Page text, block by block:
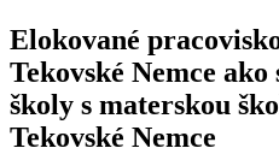
Elokované
Tekovské Nemce
školy s materskou
Tekovské Nemce